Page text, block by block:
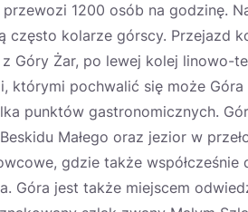
1200 osób na godzinę.
często kolarze górscy. Przejazd
Góry Żar, po lewej kolej linowo-
którymi pochwalić się może
punktów gastronomicznych.
Małego oraz jezior w
gdzie także współcześnie
Góra jest także miejscem